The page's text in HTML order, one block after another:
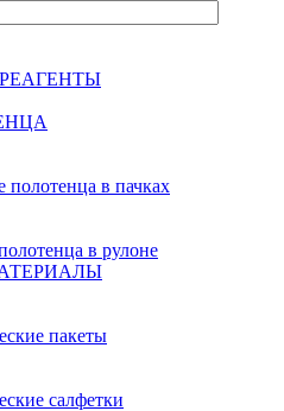
в пачках
в рулоне
пакеты
салфетки